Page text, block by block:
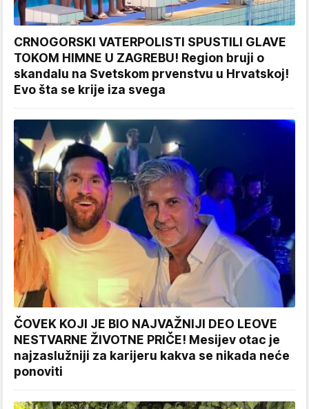
CRNOGORSKI VATERPOLISTI SPUSTILI GLAVE
TOKOM HIMNE U ZAGREBU! Region bruji o
skandalu na Svetskom prvenstvu u Hrvatskoj!
Evo šta se krije iza svega
ČOVEK KOJI JE BIO NAJVAŽNIJI DEO LEOVE
NESTVARNE ŽIVOTNE PRIČE! Mesijev otac je
najzaslužniji za karijeru kakva se nikada neće
ponoviti